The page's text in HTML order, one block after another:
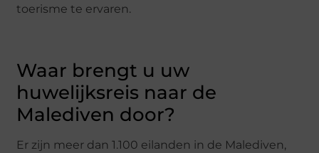
toerisme te ervaren.
Waar brengt u uw
huwelijksreis naar de
Malediven door?
Er zijn meer dan 1.100 eilanden in de Malediven,